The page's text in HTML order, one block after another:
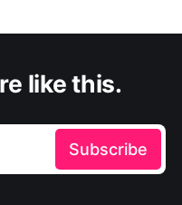
like this.
Subscribe